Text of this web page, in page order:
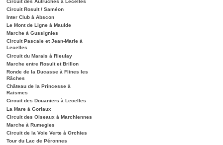
Circuit Rosult / Saméon
Inter Club à Abscon
Le Mont de Ligne à Maulde
Marche à Gussignies
Circuit Pascale et Jean-Marie à
Lecelles
Circuit du Marais à Rieulay
Marche entre Rosult et Brillon
Ronde de la Ducasse à Flines les
Râches
Château de la Princesse à
Raismes
Circuit des Douaniers à Lecelles
La Mare à Goriaux
Circuit des Oiseaux à Marchiennes
Marche à Rumegies
Circuit de la Voie Verte à Orchies
Tour du Lac de Péronnes